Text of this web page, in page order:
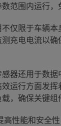
范围内运行，
仅限于车辆
充电电流以
器还用于数
运行方面发
，确保关键组
高性能和安全